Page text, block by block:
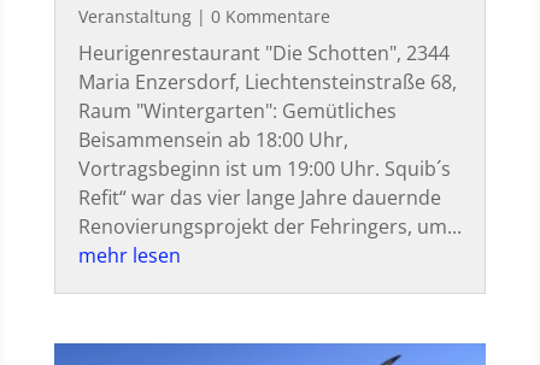
Veranstaltung| 0 Kommentare
Heurigenrestaurant "Die Schotten", 2344
Maria Enzersdorf, Liechtensteinstraße 68,
Raum "Wintergarten": Gemütliches
Beisammensein ab 18:00 Uhr,
Vortragsbeginn ist um 19:00 Uhr. Squib´s
Refit“ war das vier lange Jahre dauernde
Renovierungsprojekt der Fehringers, um...
mehr lesen